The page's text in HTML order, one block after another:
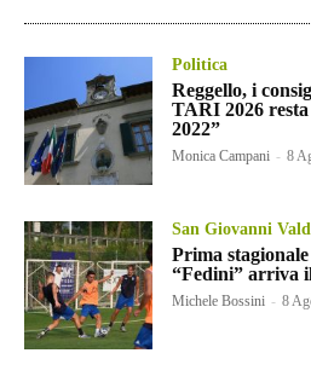
Politica
Reggello, i
TARI 2026
2022”
Monica Campani - 8
San Giovanni
Prima
“Fedini” arriva
Michele Bossini - 8